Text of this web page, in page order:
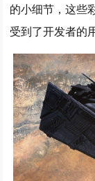
的小细节，这些
受到了开发者的